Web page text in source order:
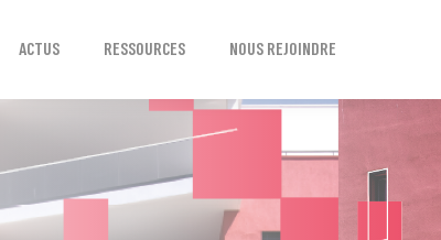
ACTUS RESSOURCES NOUS REJOINDRE